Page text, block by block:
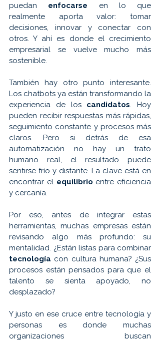
puedan enfocarse en lo que
realmente aporta valor: tomar
decisiones, innovar y conectar con
otros. Y ahí es donde el crecimiento
empresarial se vuelve mucho más
sostenible.
También hay otro punto interesante.
Los chatbots ya están transformando la
experiencia de los candidatos. Hoy
pueden recibir respuestas más rápidas,
seguimiento constante y procesos más
claros. Pero si detrás de esa
automatización no hay un trato
humano real, el resultado puede
sentirse frío y distante. La clave está en
encontrar el equilibrio entre eficiencia
y cercanía.
Por eso, antes de integrar estas
herramientas, muchas empresas están
revisando algo más profundo: su
tecnología con cultura humana? ¿Sus
procesos están pensados para que el
talento se sienta apoyado, no
desplazado?
Y justo en ese cruce entre tecnología y
personas es donde muchas
organizaciones buscan